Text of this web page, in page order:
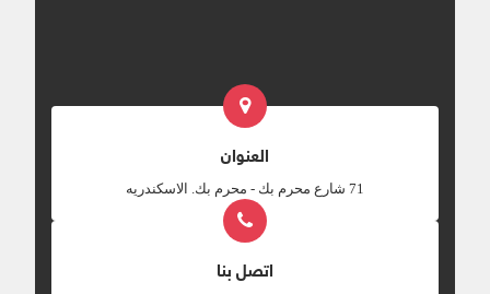
العنوان
‎71 شارع محرم بك - محرم بك. الاسكندريه
اتصل بنا